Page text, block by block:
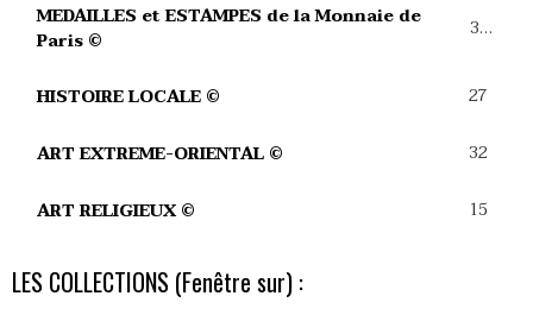
MEDAILLES et ESTAMPES de la Monnaie de
Paris ©
39
HISTOIRE LOCALE © 27
ART EXTREME-ORIENTAL © 32
ART RELIGIEUX © 15
LES COLLECTIONS (Fenêtre sur) :